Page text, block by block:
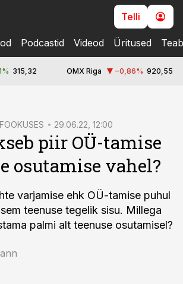
Telli
Podcastid Videod Üritused
% 315,32 OMX Riga −0,86% 920,55
29.06.22, 12:00
piir OÜ-tamise
osutamise vahel?
varjamise ehk OÜ-tamise puhul
teenuse tegelik sisu. Millega
palmi alt teenuse osutamisel?